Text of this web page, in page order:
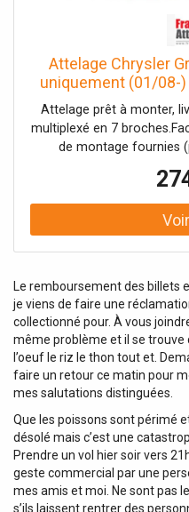
Attelage Chrysler
uniquement (01/08-
universel 7
Attelage prêt à monter,
multiplexé en 7
de montage fournies
Voyager Stow'n'go
01/08- Type de rotule :
outil Masse remorquable
Dépose du pare-chocs :
du faisceau : Type :
broches avec boitier
l'ordinateur de bord du
fils pour le montage du
d'alimentation Cosse :
boitier électronique
radars de recul : Non,
Le remboursement des billets
je viens de faire une
collectionné pour. À vous
même problème et il se trouve
l’oeuf le riz le thon tout et.
faire un retour ce matin pour
mes salutations distinguées.
Que les poissons sont périmé
désolé mais c’est une
Prendre un vol hier soir vers
geste commercial par une
mes amis et moi. Ne sont pas
s’ils laissent rentrer des